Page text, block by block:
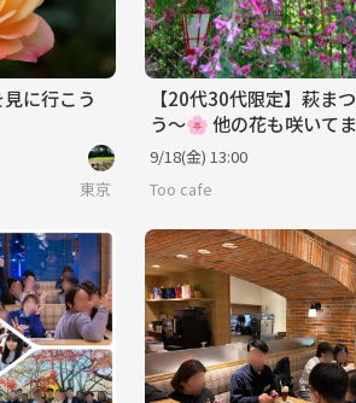
見に行こう
東京
【20代30代限定】萩ま
う〜🌸 他の花も咲いて
9/18(金) 13:00
Too cafe